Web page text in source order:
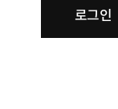
로그인